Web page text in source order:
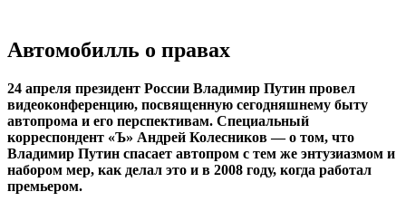
Автомобилль о правах
24 апреля президент России Владимир Путин провел
видеоконференцию, посвященную сегодняшнему быту
автопрома и его перспективам. Специальный
корреспондент «Ъ» Андрей Колесников — о том, что
Владимир Путин спасает автопром с тем же энтузиазмом и
набором мер, как делал это и в 2008 году, когда работал
премьером.